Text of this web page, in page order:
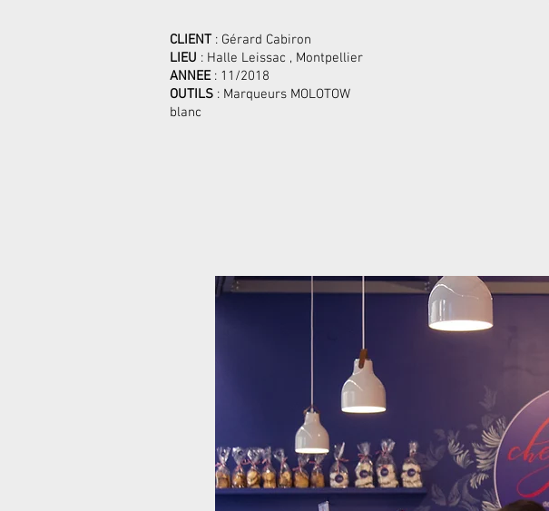
CLIENT: Gérard Cabiron
LIEU : Halle Leissac , Montpellier
ANNEE : 11/2018
OUTILS : Marqueurs MOLOTOW
blanc